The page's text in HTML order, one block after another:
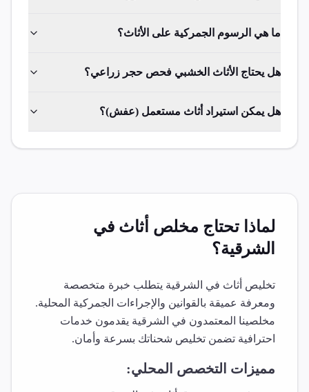
ما هي الرسوم الجمركية على الأثاث؟
هل يحتاج الأثاث الخشبي فحص حجر زراعي؟
هل يمكن استيراد أثاث مستعمل (عفش)؟
لماذا تحتاج مخلص أثاث في
الشرقية؟
تخليص أثاث في الشرقية يتطلب خبرة متخصصة
ومعرفة عميقة بالقوانين والإجراءات الجمركية المحلية.
مخلصينا المعتمدون في الشرقية يقدمون خدمات
احترافية تضمن تخليص شحناتك بسرعة وأمان.
مميزات التخصص المحلي: